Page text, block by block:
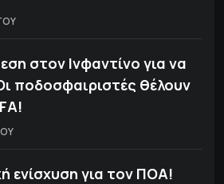
στον Ινφαντίνο για να
ποδοσφαιριστές θέλουν
ενίσχυση για τον ΠΟΑ!